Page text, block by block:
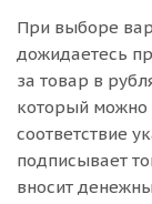
При выборе
дожидаетесь
за товар в
который можно
соответствие
подписывает
вносит